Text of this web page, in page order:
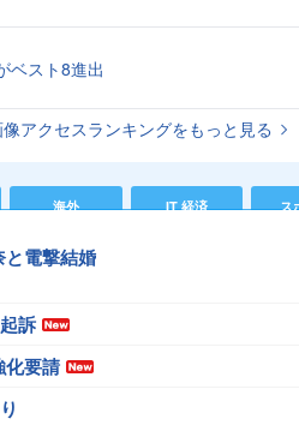
ベスト8進出
アクセスランキングをもっと見る
海外 IT 経済 ス
電撃結婚
訴
化要請